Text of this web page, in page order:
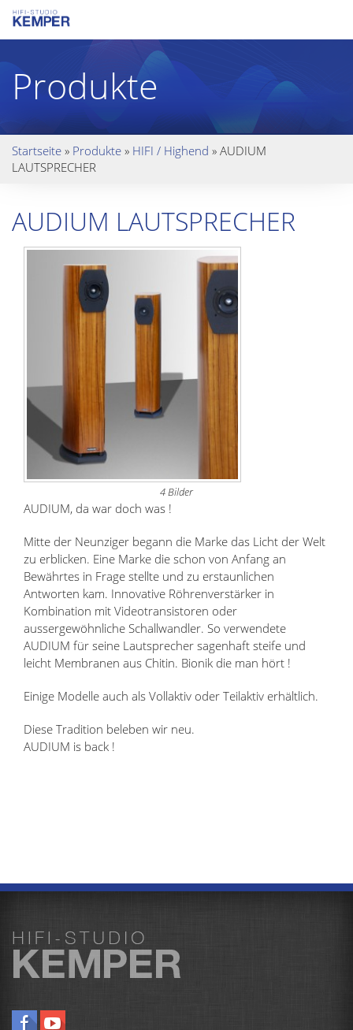
Produkte
Startseite » Produkte » HIFI / Highend » AUDIUM
LAUTSPRECHER
AUDIUM LAUTSPRECHER
4 Bilder
AUDIUM, da war doch was !
Mitte der Neunziger begann die Marke das Licht der Welt
zu erblicken. Eine Marke die schon von Anfang an
Bewährtes in Frage stellte und zu erstaunlichen
Antworten kam. Innovative Röhrenverstärker in
Kombination mit Videotransistoren oder
aussergewöhnliche Schallwandler. So verwendete
AUDIUM für seine Lautsprecher sagenhaft steife und
leicht Membranen aus Chitin. Bionik die man hört !
Einige Modelle auch als Vollaktiv oder Teilaktiv erhältlich.
Diese Tradition beleben wir neu.
AUDIUM is back !